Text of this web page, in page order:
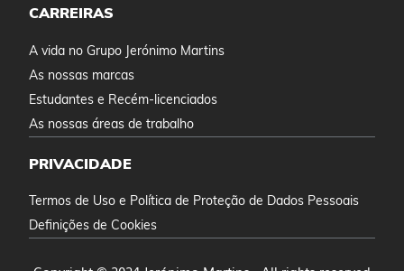
CARREIRAS
A vida no Grupo Jerónimo Martins
As nossas marcas
Estudantes e Recém-licenciados
As nossas áreas de trabalho
PRIVACIDADE
Termos de Uso e Política de Proteção de Dados Pessoais
Definições de Cookies